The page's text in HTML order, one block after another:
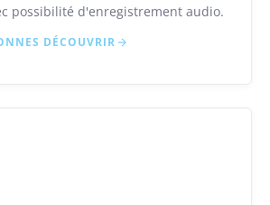
possibilité d'enregistrement audio.
DÉCOUVRIR